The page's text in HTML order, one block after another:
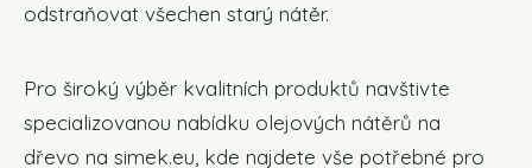
odstraňovat všechen starý nátěr.
Pro široký výběr kvalitních produktů navštivte
specializovanou nabídku olejových nátěrů na
dřevo na simek.eu, kde najdete vše potřebné pro